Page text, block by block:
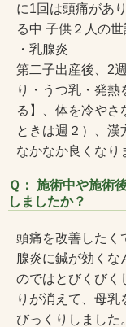
に1回は頭痛があ
る中 子供２人の
・乳腺炎
第二子出産後、2
り・うつ乳・発熱
る】、体を冷やさ
ときは週２）、漢
なかなか良くなり
Ｑ： 施術中や施術
しましたか？
頭痛を改善したく
腺炎に鍼が効くな
のではとびくびく
りが消えて、母乳
びっくりしました